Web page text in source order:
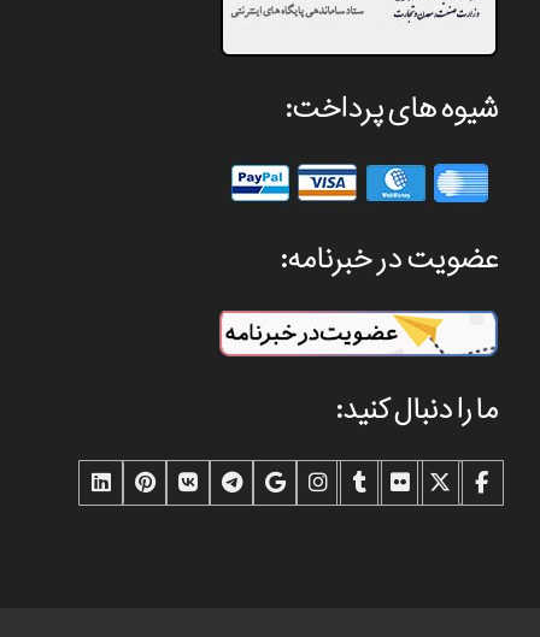
شیوه های پرداخت:
عضویت در خبرنامه:
ما را دنبال کنید: